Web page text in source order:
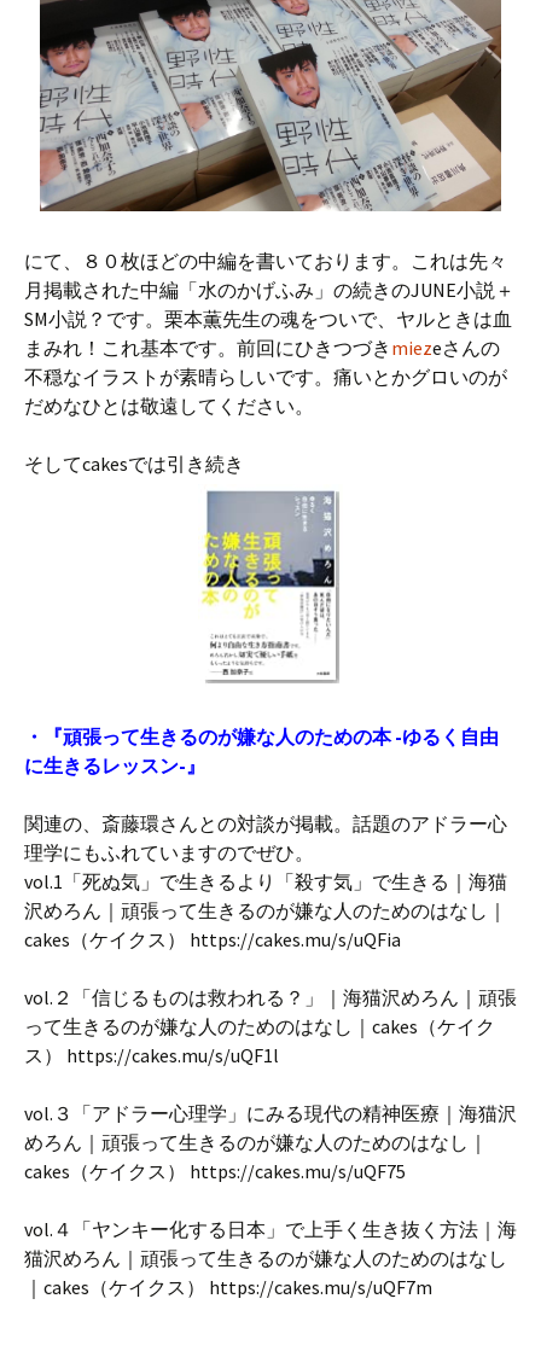
にて、８０枚ほどの中編を書いております。これは先々
月掲載された中編「水のかげふみ」の続きのJUNE小説＋
SM小説？です。栗本薫先生の魂をついで、ヤルときは血
まみれ！これ基本です。前回にひきつづき miezeさんの
不穏なイラストが素晴らしいです。痛いとかグロいのが
だめなひとは敬遠してください。
そしてcakesでは引き続き
・『頑張って生きるのが嫌な人のための本 -ゆるく自由
に生きるレッスン-』
関連の、斎藤環さんとの対談が掲載。話題のアドラー心
理学にもふれていますのでぜひ。
vol.1「死ぬ気」で生きるより「殺す気」で生きる｜海猫
沢めろん｜頑張って生きるのが嫌な人のためのはなし｜
cakes（ケイクス） https://cakes.mu/s/uQFia
vol.２「信じるものは救われる？」｜海猫沢めろん｜頑張
って生きるのが嫌な人のためのはなし｜cakes（ケイク
ス） https://cakes.mu/s/uQF1l
vol.３「アドラー心理学」にみる現代の精神医療｜海猫沢
めろん｜頑張って生きるのが嫌な人のためのはなし｜
cakes（ケイクス） https://cakes.mu/s/uQF75
vol.４「ヤンキー化する日本」で上手く生き抜く方法｜海
猫沢めろん｜頑張って生きるのが嫌な人のためのはなし
｜cakes（ケイクス） https://cakes.mu/s/uQF7m